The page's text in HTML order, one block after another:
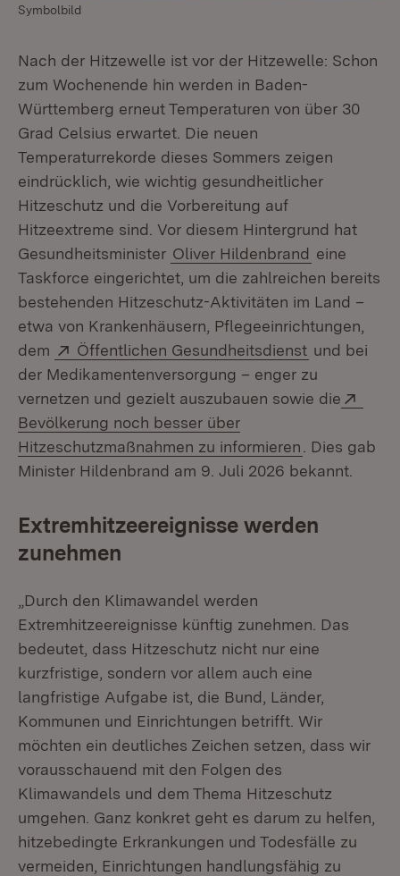
Symbolbild
Nach der Hitzewelle ist vor der Hitzewelle: Schon
zum Wochenende hin werden in Baden-
Württemberg erneut Temperaturen von über 30
Grad Celsius erwartet. Die neuen
Temperaturrekorde dieses Sommers zeigen
eindrücklich, wie wichtig gesundheitlicher
Hitzeschutz und die Vorbereitung auf
Hitzeextreme sind. Vor diesem Hintergrund hat
Gesundheitsminister Oliver Hildenbrand eine
Taskforce eingerichtet, um die zahlreichen bereits
bestehenden Hitzeschutz-Aktivitäten im Land –
etwa von Krankenhäusern, Pflegeeinrichtungen,
dem
Extern:
Öffentlichen Gesundheitsdienst (Öffnet in
und bei
der Medikamentenversorgung – enger zu
vernetzen und gezielt auszubauen sowie die
Bevölkerung noch besser über
Hitzeschutzmaßnahmen zu informieren (Öffnet in
. Dies gab
Minister Hildenbrand am 9. Juli 2026 bekannt.
Extremhitzeereignisse werden
zunehmen
„Durch den Klimawandel werden
Extremhitzeereignisse künftig zunehmen. Das
bedeutet, dass Hitzeschutz nicht nur eine
kurzfristige, sondern vor allem auch eine
langfristige Aufgabe ist, die Bund, Länder,
Kommunen und Einrichtungen betrifft. Wir
möchten ein deutliches Zeichen setzen, dass wir
vorausschauend mit den Folgen des
Klimawandels und dem Thema Hitzeschutz
umgehen. Ganz konkret geht es darum zu helfen,
hitzebedingte Erkrankungen und Todesfälle zu
vermeiden, Einrichtungen handlungsfähig zu